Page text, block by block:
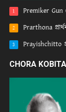
1 Premiker Gun
2 Prarthona
3 Prayishchitto
CHORA KOBITA